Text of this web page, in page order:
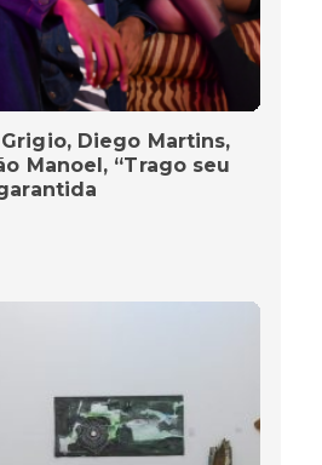
Diego Martins,
Manoel, “Trago seu